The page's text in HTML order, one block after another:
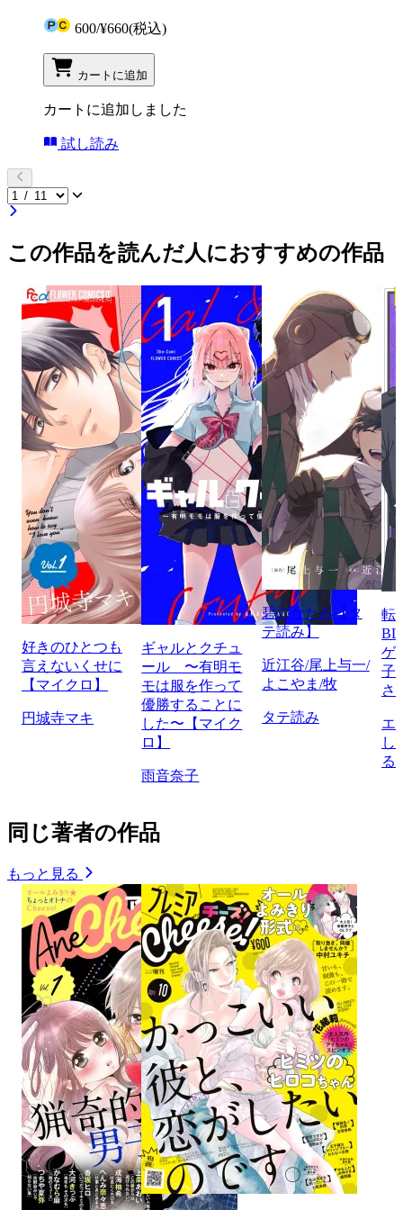
600/¥660(税込)
カートに追加
カートに追加しました
試し読み
この作品を読んだ人におすすめの作品
好きのひとつも
言えないくせに
【マイクロ】
円城寺マキ
ギャルとクチュ
ール 〜有明モ
モは服を作って
優勝することに
した〜【マイク
ロ】
雨音奈子
碧のかたみ【タ
テ読み】
近江谷/尾上与一/
よこやま/牧
タテ読み
転
BL
ゲ
子
さ
エ
し
る
同じ著者の作品
もっと見る